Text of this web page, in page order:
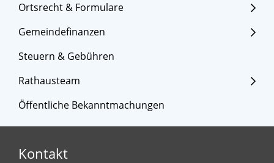
Ortsrecht & Formulare
Gemeindefinanzen
Steuern & Gebühren
Rathausteam
Öffentliche Bekanntmachungen
Kontakt